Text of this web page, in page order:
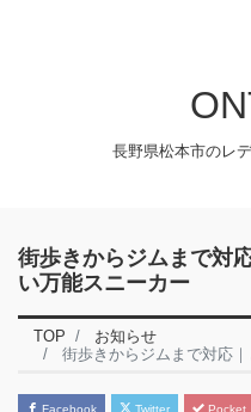
長野県松本市のレ
街歩きからジムまで対
い万能スニーカー
TOP
お知らせ
街歩きからジムまで対応｜と
Facebook Twitter Pocket